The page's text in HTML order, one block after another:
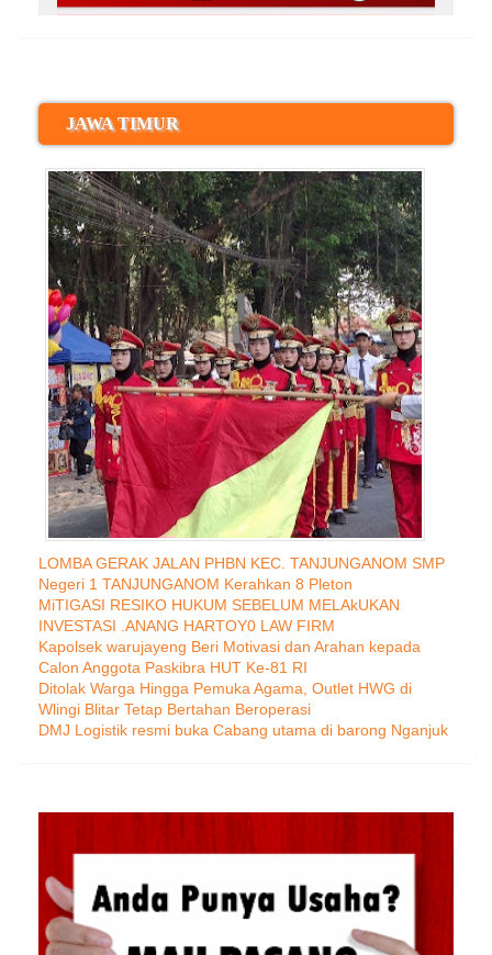
JAWA TIMUR
LOMBA GERAK JALAN PHBN KEC. TANJUNGANOM SMP
Negeri 1 TANJUNGANOM Kerahkan 8 Pleton
MiTIGASI RESIKO HUKUM SEBELUM MELAkUKAN
INVESTASI .ANANG HARTOY0 LAW FIRM
Kapolsek warujayeng Beri Motivasi dan Arahan kepada
Calon Anggota Paskibra HUT Ke-81 RI
Ditolak Warga Hingga Pemuka Agama, Outlet HWG di
Wlingi Blitar Tetap Bertahan Beroperasi
DMJ Logistik resmi buka Cabang utama di barong Nganjuk